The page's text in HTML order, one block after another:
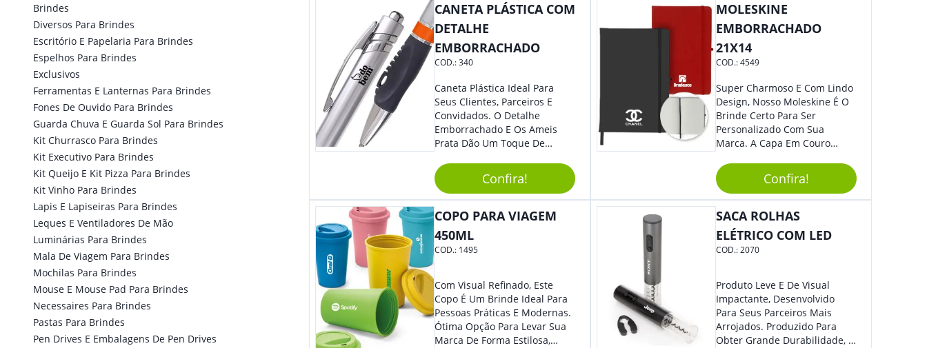
Brindes
Diversos Para Brindes
Escritório E Papelaria Para Brindes
Espelhos Para Brindes
Exclusivos
Ferramentas E Lanternas Para Brindes
Fones De Ouvido Para Brindes
Guarda Chuva E Guarda Sol Para Brindes
Kit Churrasco Para Brindes
Kit Executivo Para Brindes
Kit Queijo E Kit Pizza Para Brindes
Kit Vinho Para Brindes
Lapis E Lapiseiras Para Brindes
Leques E Ventiladores De Mão
Luminárias Para Brindes
Mala De Viagem Para Brindes
Mochilas Para Brindes
Mouse E Mouse Pad Para Brindes
Necessaires Para Brindes
Pastas Para Brindes
Pen Drives E Embalagens De Pen Drives
CANETA PLÁSTICA COM
DETALHE
EMBORRACHADO
COD.:340
Caneta Plástica Ideal Para
Seus Clientes, Parceiros E
Convidados. O Detalhe
Emborrachado E Os Ameis
Prata Dão Um Toque De
Acionamento Por Clique.
Confira!
MOLESKINE
EMBORRACHADO
21X14
COD.:4549
Super Charmoso E Com Lindo
Design, Nosso Moleskine É O
Brinde Certo Para Ser
Personalizado Com Sua
Marca. A Capa Em Couro
Elástico Permite Ter Maior
Segurança Ao Carregá-Lo.
Ofereça A Seus Clientes E
Colaboradores, Sem Dúvidas
Eles Irão Adorar.
Confira!
COPO PARA VIAGEM
450ML
COD.: 1495
Com Visual Refinado, Este
Copo É Um Brinde Ideal Para
Pessoas Práticas E Modernas.
Ótima Opção Para Levar Sua
Marca De Forma Estilosa,
SACA ROLHAS
ELÉTRICO COM LED
COD.:2070
Produto Leve E De Visual
Impactante, Desenvolvido
Para Seus Parceiros Mais
Arrojados. Produzido Para
Obter Grande Durabilidade, É